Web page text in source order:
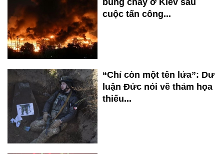
bùng cháy ở Kiev sau
cuộc tấn công...
“Chỉ còn một tên lửa”: Dư
luận Đức nói về thảm họa
thiếu...